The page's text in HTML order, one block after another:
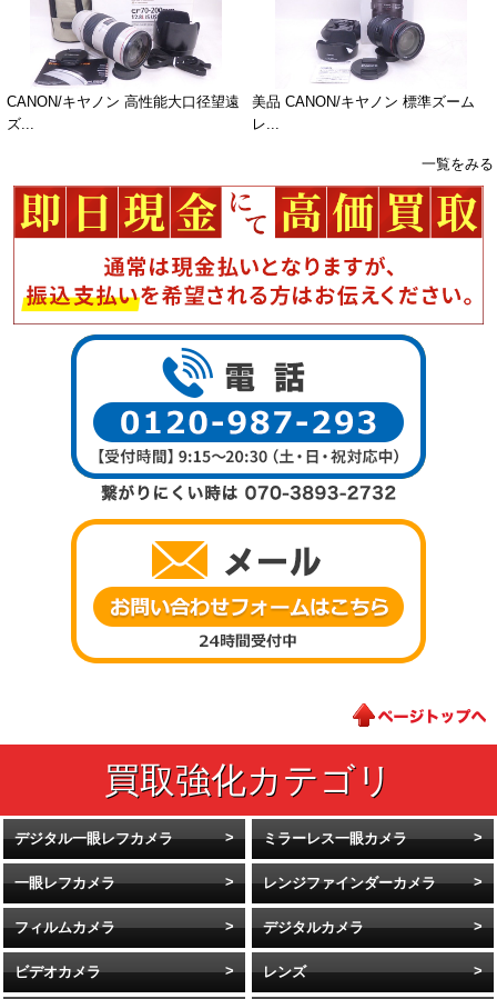
CANON/キヤノン 高性能大口径望遠
ズ...
美品 CANON/キヤノン 標準ズーム
レ...
一覧をみる
デジタル一眼レフカメラ ミラーレス一眼カメラ
一眼レフカメラ レンジファインダーカメラ
フィルムカメラ デジタルカメラ
ビデオカメラ レンズ